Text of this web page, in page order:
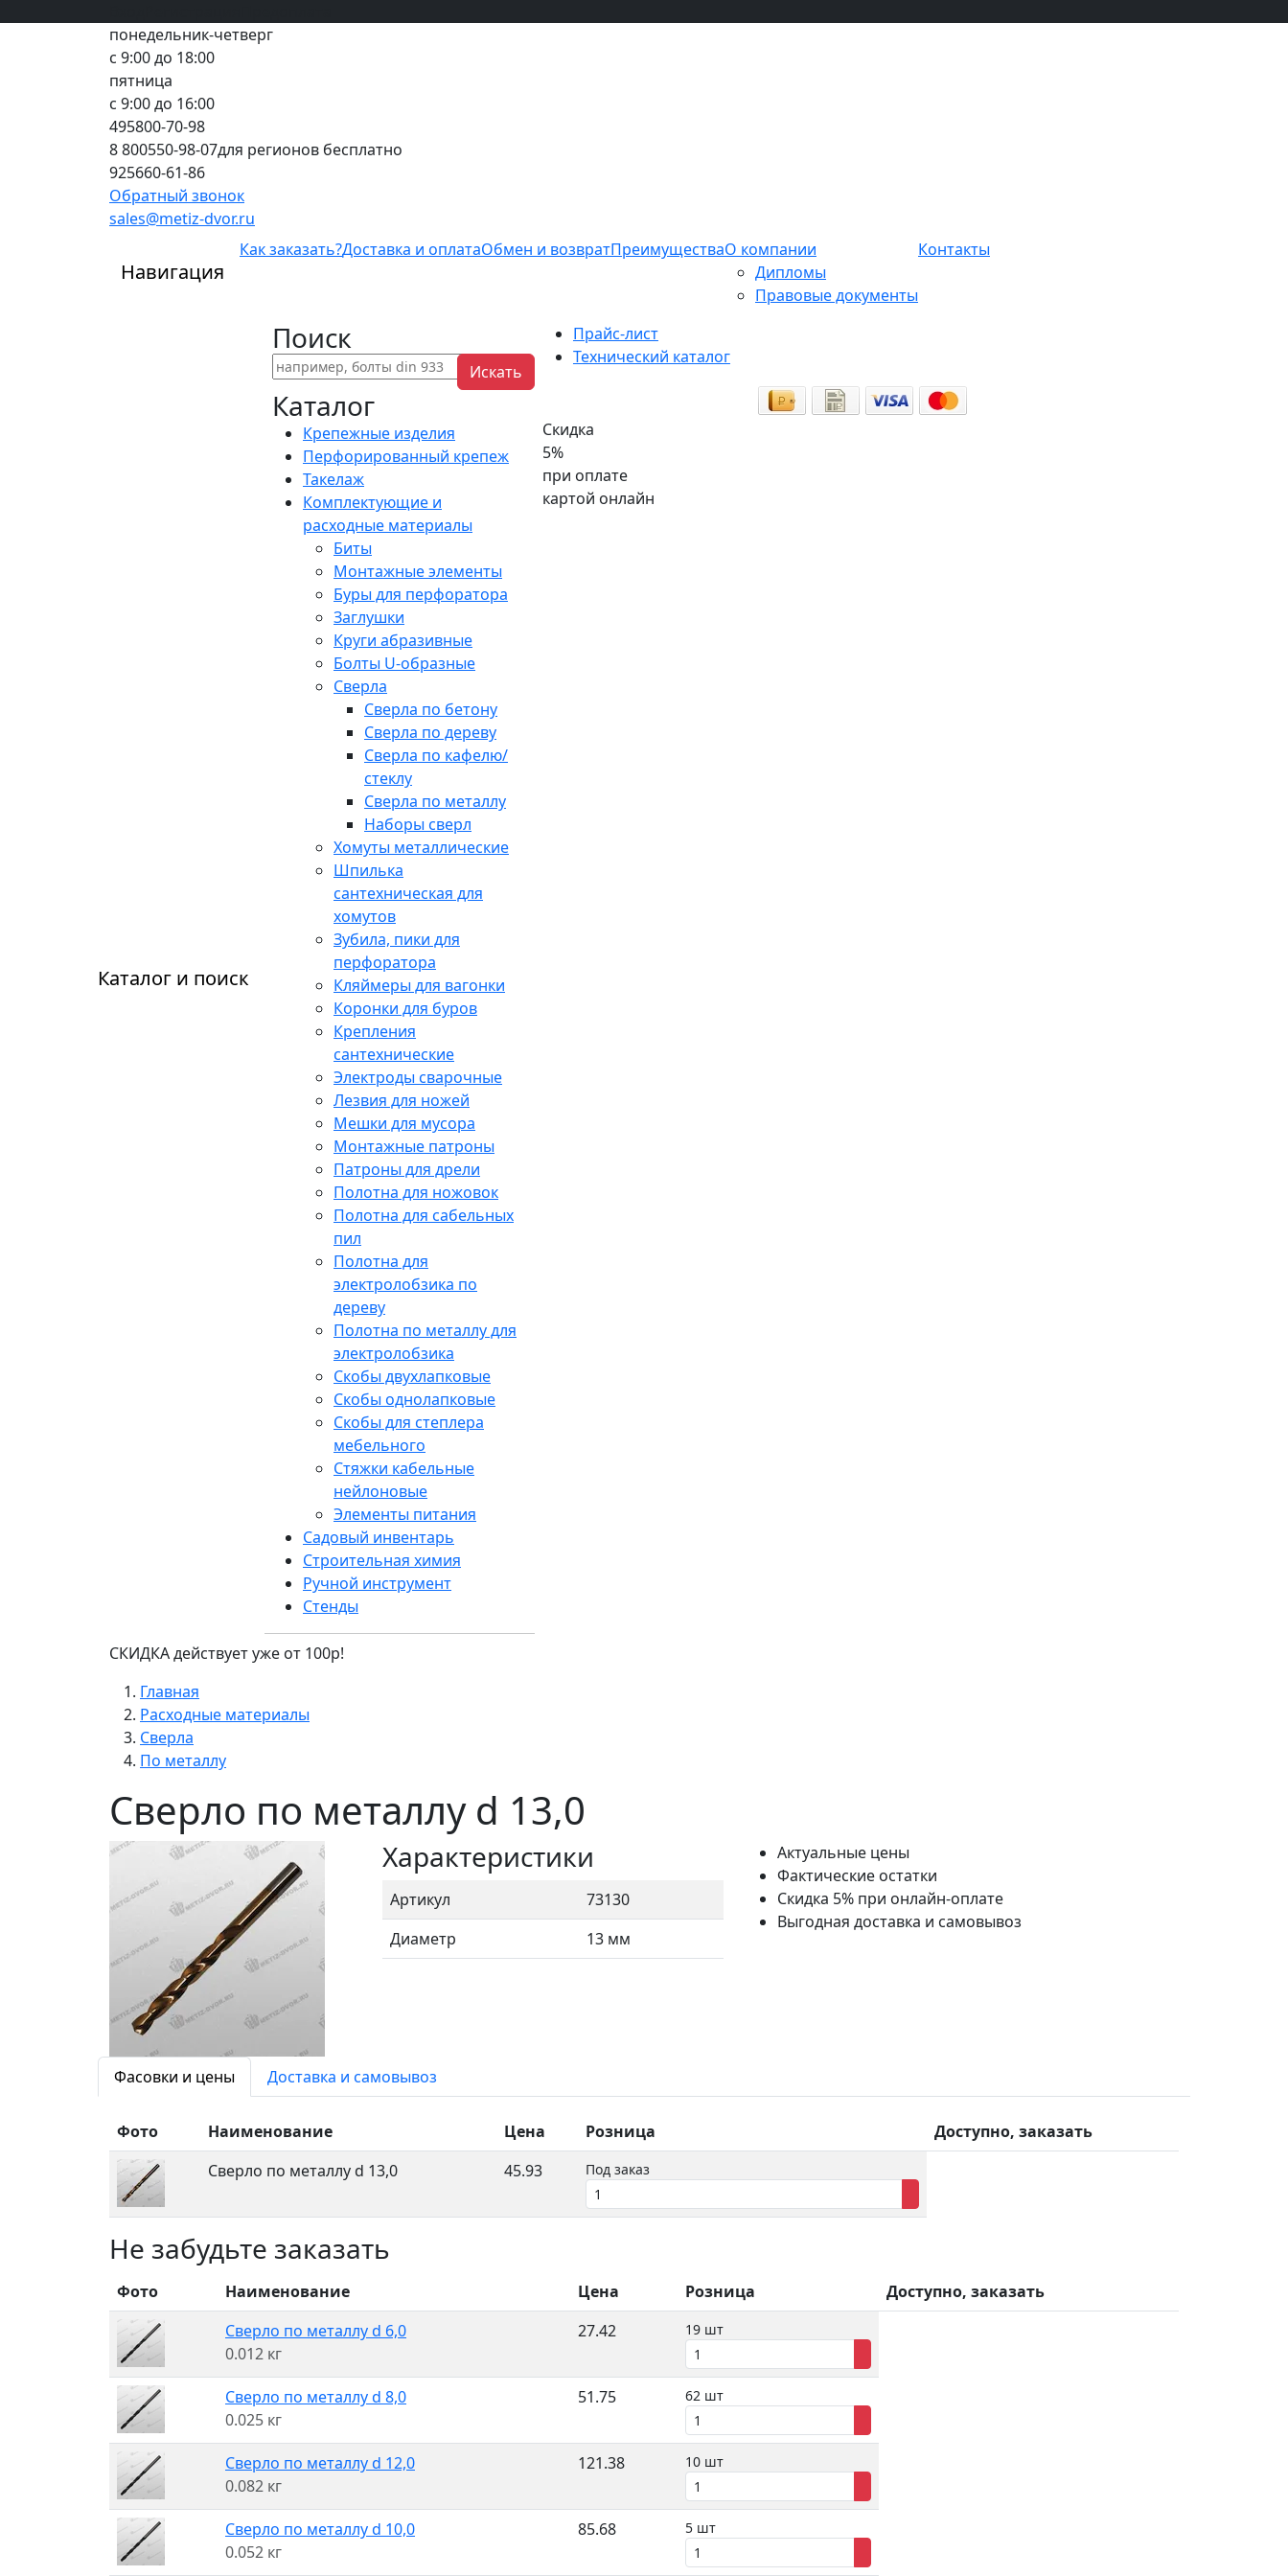
понедельник-четверг
с 9:00 до 18:00
пятница
с 9:00 до 16:00
495800-70-98
8 800550-98-07для регионов бесплатно
925660-61-86
Обратный звонок
sales@metiz-dvor.ru
Навигация
Как заказать?Доставка и оплатаОбмен и возвратПреимуществаО компании
Дипломы
Правовые документы
Контакты
Каталог и поиск
Поиск
Искать
Каталог
Крепежные изделия
Перфорированный крепеж
Такелаж
Комплектующие и
расходные материалы
Биты
Монтажные элементы
Буры для перфоратора
Заглушки
Круги абразивные
Болты U-образные
Сверла
Сверла по бетону
Сверла по дереву
Сверла по кафелю/
стеклу
Сверла по металлу
Наборы сверл
Хомуты металлические
Шпилька
сантехническая для
хомутов
Зубила, пики для
перфоратора
Кляймеры для вагонки
Коронки для буров
Крепления
сантехнические
Электроды сварочные
Лезвия для ножей
Мешки для мусора
Монтажные патроны
Патроны для дрели
Полотна для ножовок
Полотна для сабельных
пил
Полотна для
электролобзика по
дереву
Полотна по металлу для
электролобзика
Скобы двухлапковые
Скобы однолапковые
Скобы для степлера
мебельного
Стяжки кабельные
нейлоновые
Элементы питания
Садовый инвентарь
Строительная химия
Ручной инструмент
Стенды
Прайс-лист
Технический каталог
Скидка
5%
при оплате
картой онлайн
СКИДКА действует уже от 100р!
Главная
Расходные материалы
Сверла
По металлу
Сверло по металлу d 13,0
Характеристики
Артикул
73130
Диаметр
13 мм
Актуальные цены
Фактические остатки
Скидка 5% при онлайн-оплате
Выгодная доставка и самовывоз
Фасовки и цены Доставка и самовывоз
Фото Наименование Цена Розница
Доступно, заказать
Сверло по металлу d 13,0
45.93 Под заказ
Не забудьте заказать
Фото Наименование Цена Розница
Доступно, заказать
Сверло по металлу d 6,0
0.012 кг
27.42 19 шт
Сверло по металлу d 8,0
0.025 кг
51.75 62 шт
Сверло по металлу d 12,0
0.082 кг
121.38 10 шт
Сверло по металлу d 10,0
0.052 кг
85.68 5 шт